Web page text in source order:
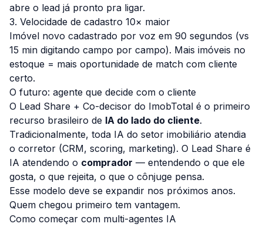
abre o lead já pronto pra ligar.
3. Velocidade de cadastro 10× maior
Imóvel novo cadastrado por voz em 90 segundos (vs
15 min digitando campo por campo). Mais imóveis no
estoque = mais oportunidade de match com cliente
certo.
O futuro: agente que decide com o cliente
O Lead Share + Co-decisor do ImobTotal é o primeiro
recurso brasileiro de IA do lado do cliente.
Tradicionalmente, toda IA do setor imobiliário atendia
o corretor (CRM, scoring, marketing). O Lead Share é
IA atendendo o comprador — entendendo o que ele
gosta, o que rejeita, o que o cônjuge pensa.
Esse modelo deve se expandir nos próximos anos.
Quem chegou primeiro tem vantagem.
Como começar com multi-agentes IA